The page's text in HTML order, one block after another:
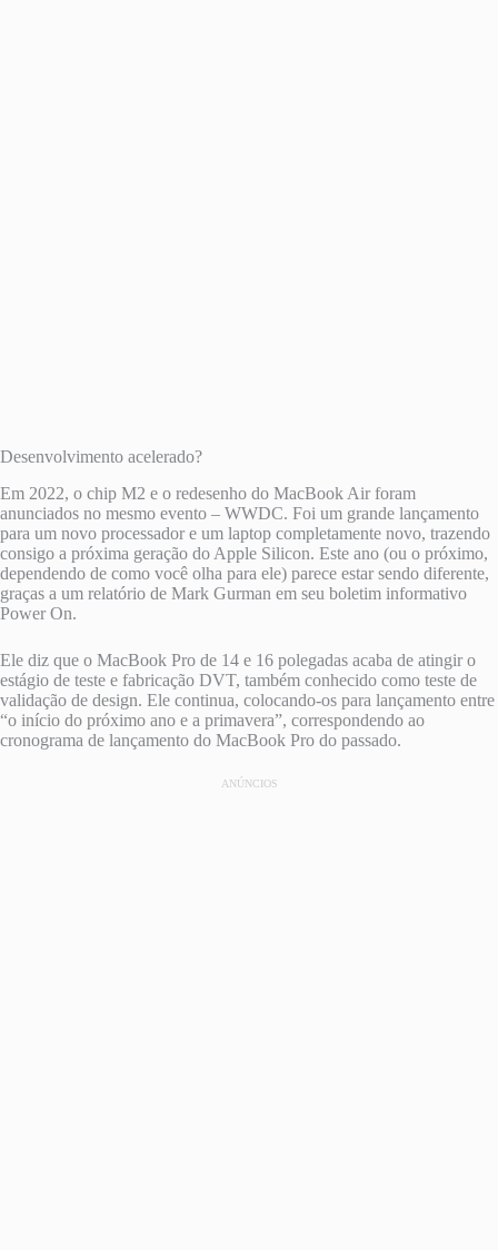
Desenvolvimento acelerado?
Em 2022, o chip M2 e o redesenho do MacBook Air foram
anunciados no mesmo evento – WWDC. Foi um grande lançamento
para um novo processador e um laptop completamente novo, trazendo
consigo a próxima geração do Apple Silicon. Este ano (ou o próximo,
dependendo de como você olha para ele) parece estar sendo diferente,
graças a um relatório de Mark Gurman em seu boletim informativo
Power On.
Ele diz que o MacBook Pro de 14 e 16 polegadas acaba de atingir o
estágio de teste e fabricação DVT, também conhecido como teste de
validação de design. Ele continua, colocando-os para lançamento entre
“o início do próximo ano e a primavera”, correspondendo ao
cronograma de lançamento do MacBook Pro do passado.
ANÚNCIOS